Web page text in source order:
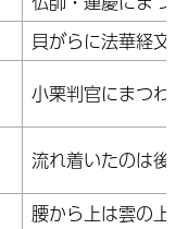
貝がらに法華経文
小栗判官にまつわ
流れ着いたのは後
腰から上は雲の上